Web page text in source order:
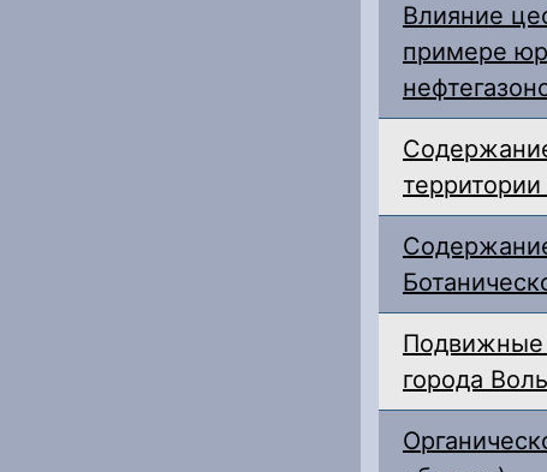
Влияние
примере
Подвижные
города